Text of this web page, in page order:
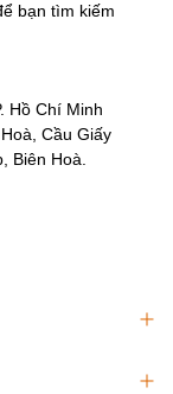
bạn tìm kiếm
Hồ Chí Minh
Cầu Giấy
Biên Hoà.